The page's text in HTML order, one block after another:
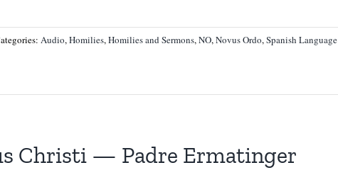
Audio,Homilies,Homilies and Sermons,NO,Novus Ordo,Spanish Language
Christi — Padre Ermatinger